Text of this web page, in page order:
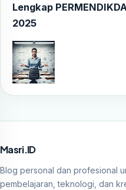
Lengkap
2025
Masri.ID
Blog personal dan profesional
pembelajaran, teknologi, dan